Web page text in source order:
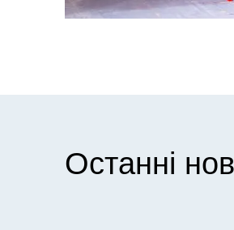
Останні